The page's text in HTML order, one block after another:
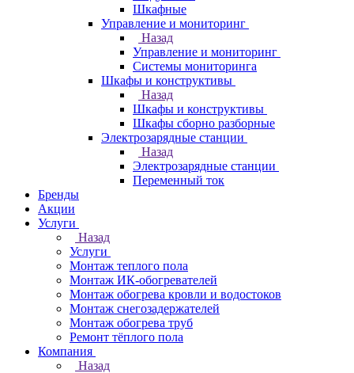
Шкафные
Управление и мониторинг
Назад
Управление и мониторинг
Системы мониторинга
Шкафы и конструктивы
Назад
Шкафы и конструктивы
Шкафы сборно разборные
Электрозарядные станции
Назад
Электрозарядные станции
Переменный ток
Бренды
Акции
Услуги
Назад
Услуги
Монтаж теплого пола
Монтаж ИК-обогревателей
Монтаж обогрева кровли и водостоков
Монтаж снегозадержателей
Монтаж обогрева труб
Ремонт тёплого пола
Компания
Назад